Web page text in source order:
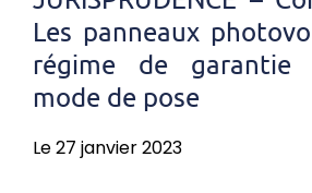
Les panneaux
régime de garantie
mode de pose
Le 27 janvier 2023